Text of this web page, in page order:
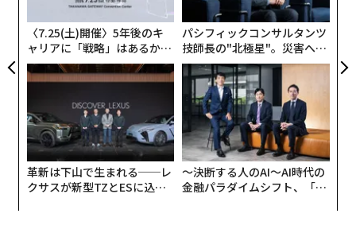
〈7.25(土)開催〉5年後のキ
ャリアに「戦略」はあるか。
トップエグゼクティブのキャ
リアに触れる1日│CAREER S
パシフィックコンサルタンツ
技師長の"北極星"。災害への
無力感を乗り越え見つけた、
防災一筋20年の答え
革新は下山で生まれる──レ
クサスが新型TZとESに込め
〜決断する人のAI〜AI時代の
金融パラダイムシフト、「超